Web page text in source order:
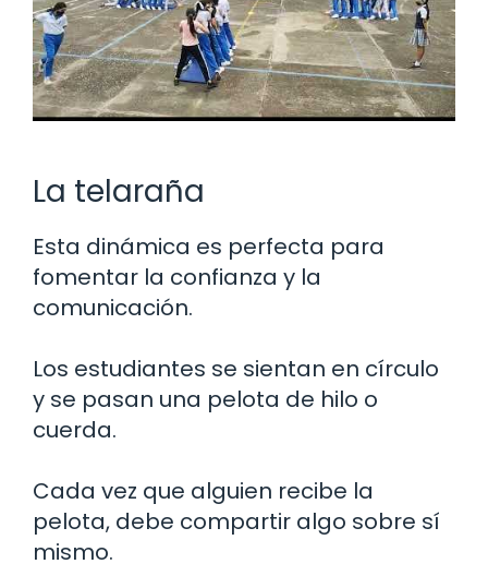
La telaraña
Esta dinámica es perfecta para
fomentar la confianza y la
comunicación.
Los estudiantes se sientan en círculo
y se pasan una pelota de hilo o
cuerda.
Cada vez que alguien recibe la
pelota, debe compartir algo sobre sí
mismo.